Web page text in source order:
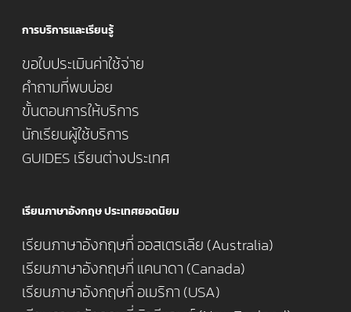
การบริการและเรียนรู้
ขอใบประเมินค่าใช้จ่าย
คำถามที่พบบ่อย
ขั้นตอนการให้บริการ
นักเรียนผู้ใช้บริการ
GUIDES เรียนต่างประเทศ
เรียนภาษาอังกฤษ ประเทศยอดนิยม
เรียนภาษาอังกฤษที่ ออสเตรเลีย (Australia)
เรียนภาษาอังกฤษที่ แคนาดา (Canada)
เรียนภาษาอังกฤษที่ อเมริกา (USA)